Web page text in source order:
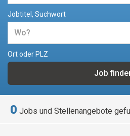
Jobtitel, Suchwort
Ort oder PLZ
0 Jobs und Stellenangebote